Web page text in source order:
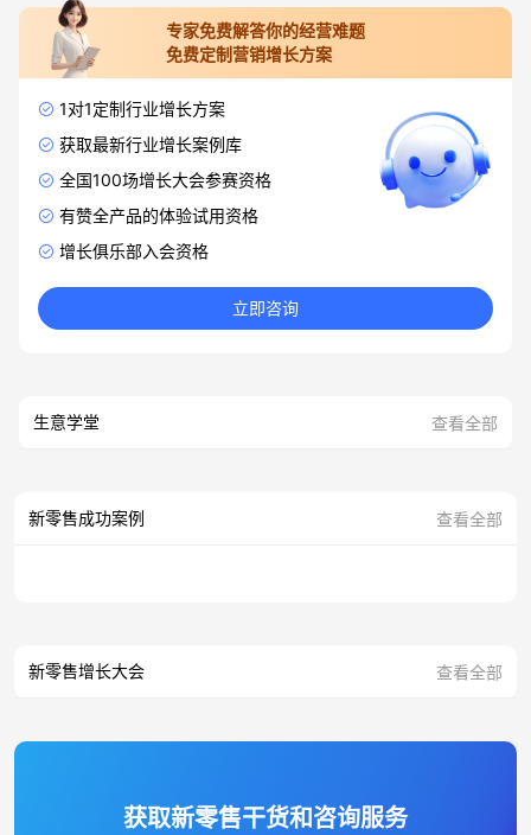
专家免费解答你的经营难题
免费定制营销增长方案
1对1定制行业增长方案
获取最新行业增长案例库
全国100场增长大会参赛资格
有赞全产品的体验试用资格
增长俱乐部入会资格
立即咨询
生意学堂 查看全部
新零售成功案例 查看全部
新零售增长大会 查看全部
获取新零售干货和咨询服务